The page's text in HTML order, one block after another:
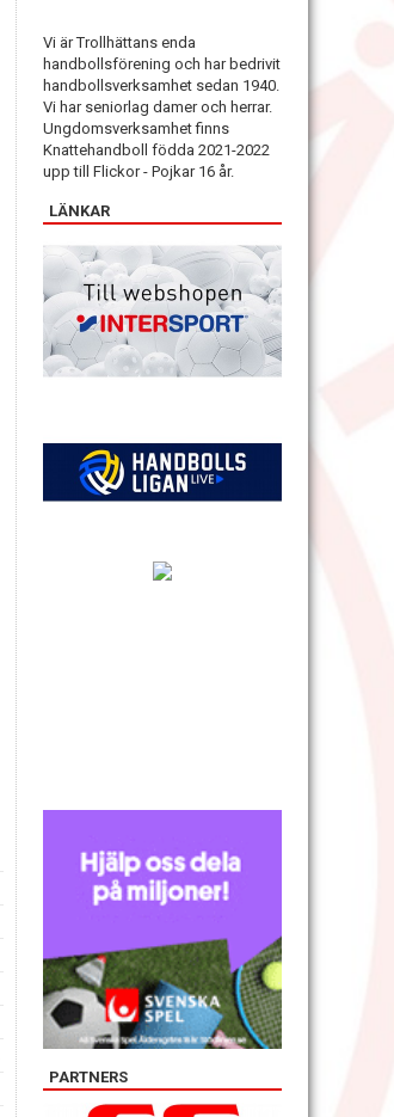
Vi är Trollhättans enda
handbollsförening och har bedrivit
handbollsverksamhet sedan 1940.
Vi har seniorlag damer och herrar.
Ungdomsverksamhet finns
Knattehandboll födda 2021-2022
upp till Flickor - Pojkar 16 år.
LÄNKAR
PARTNERS